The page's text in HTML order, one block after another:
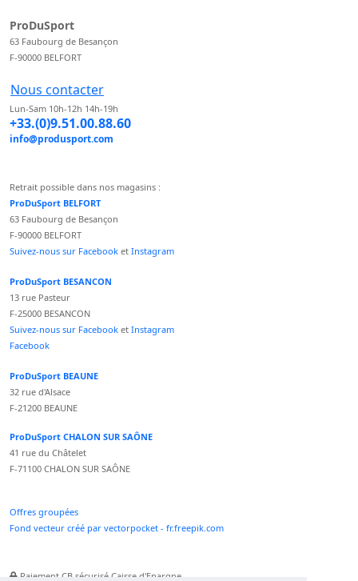
ProDuSport
63 Faubourg de Besançon
F-90000 BELFORT
Nous contacter
Lun-Sam 10h-12h 14h-19h
+33.(0)9.51.00.88.60
info@produsport.com
Retrait possible dans nos magasins :
ProDuSport BELFORT
63 Faubourg de Besançon
F-90000 BELFORT
Suivez-nous sur Facebook et Instagram
ProDuSport BESANCON
13 rue Pasteur
F-25000 BESANCON
Suivez-nous sur Facebook et Instagram
Facebook
ProDuSport BEAUNE
32 rue d'Alsace
F-21200 BEAUNE
ProDuSport CHALON SUR SAÔNE
41 rue du Châtelet
F-71100 CHALON SUR SAÔNE
Offres groupées
Fond vecteur créé par vectorpocket - fr.freepik.com
Paiement CB sécurisé Caisse d'Epargne